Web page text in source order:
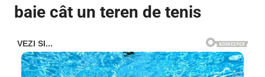
baie cât un teren de tenis